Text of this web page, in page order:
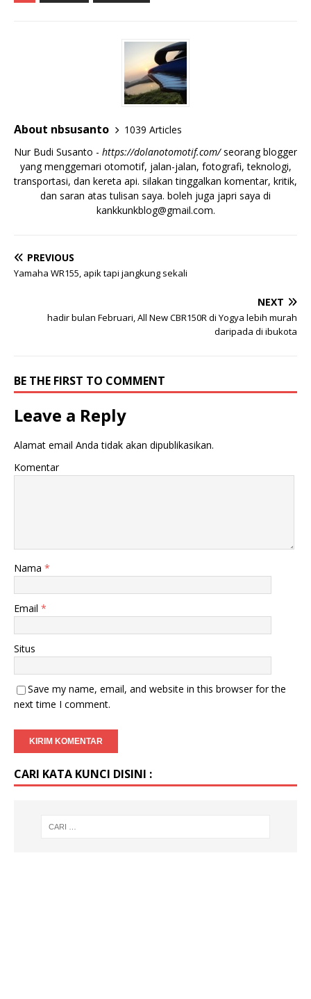
About nbsusanto
1039 Articles
Nur Budi Susanto - https://dolanotomotif.com/seorang blogger
yang menggemari otomotif, jalan-jalan, fotografi, teknologi,
transportasi, dan kereta api. silakan tinggalkan komentar, kritik,
dan saran atas tulisan saya. boleh juga japri saya di
kankkunkblog@gmail.com.
PREVIOUS
Yamaha WR155, apik tapi jangkung sekali
NEXT
hadir bulan Februari, All New CBR150R di Yogya lebih murah
daripada di ibukota
BE THE FIRST TO COMMENT
Leave a Reply
Alamat email Anda tidak akan dipublikasikan.
Komentar
Nama *
Email *
Situs
Save my name, email, and website in this browser for the
next time I comment.
CARI KATA KUNCI DISINI :